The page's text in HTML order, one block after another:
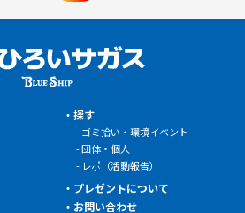
探す
ゴミ拾い・環境イベント
団体・個人
レポ（活動報告）
プレゼントについて
お問い合わせ